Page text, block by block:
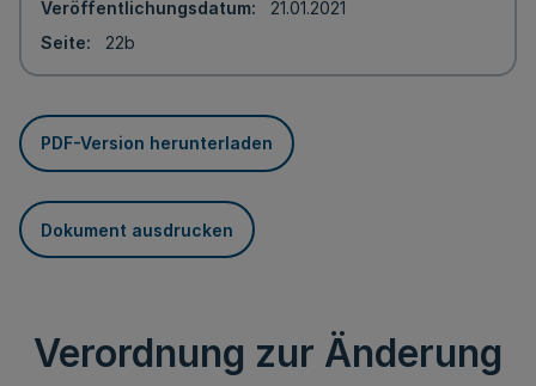
Veröffentlichungsdatum
21.01.2021
Seite
22b
PDF-Version herunterladen
Dokument ausdrucken
Verordnung zur Änderung